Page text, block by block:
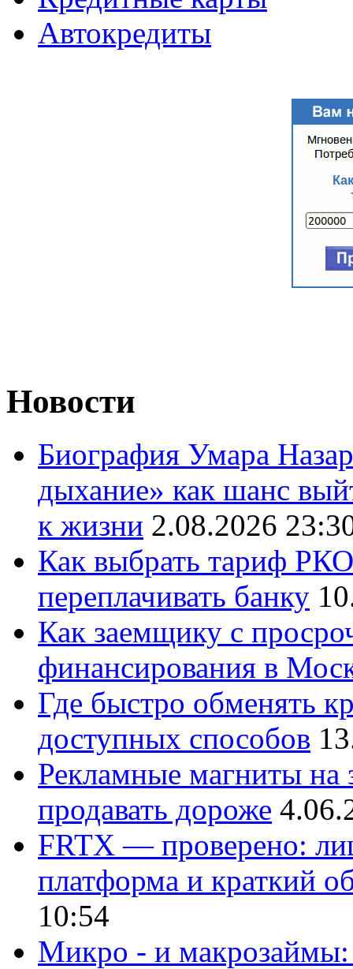
Автокредиты
Новости
Биография Умара
дыхание» как шанс
к жизни 2.08.2026
Как выбрать тариф
переплачивать банку
Как заемщику с
финансирования в
Где быстро обменять
доступных способов
Рекламные магниты на
продавать дороже
FRTX — проверено:
платформа и краткий
10:54
Микро - и макрозаймы: